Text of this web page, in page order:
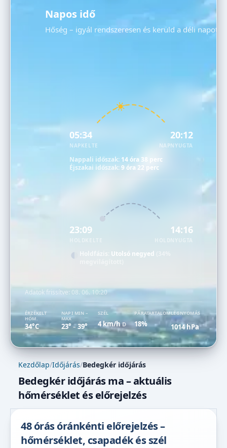
Napos idő
Hőség – igyál rendszeresen és kerüld a déli napot!
05:34
NAPKELTE
20:12
NAPNYUGTA
Nappali időszak: 14 óra 38 perc
Éjszakai időszak:9 óra 22 perc
23:09 14:16
HOLDNYUGTA
Holdfázis: Utolsó negyed
Adatok frissítve: 08. 06. 10:20
ÉRZÉKELT
HŐM.
34°C
NAPI MIN –
MAX
23° –39°
SZÉL
4 km/hD
PÁRATARTALOM
18%
LÉGNYOMÁS
1014 hPa
Kezdőlap/Időjárás/Bedegkér időjárás
Bedegkér időjárás ma – aktuális
hőmérséklet és előrejelzés
48 órás óránkénti előrejelzés –
hőmérséklet, csapadék és szél